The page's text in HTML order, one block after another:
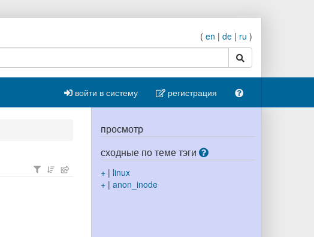
( en | de | ru )
поиск
войти в систему регистрация
просмотр
сходные по теме тэги
+| linux
+| anon_inode